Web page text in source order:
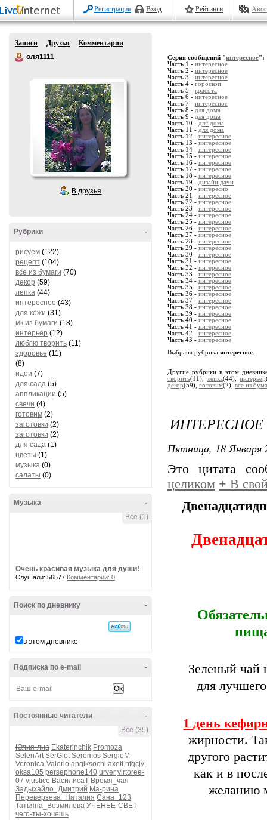
Регистрация Вход Рейтинги
Записи Друзья
Комментарии
оля1111
В друзья
-
Рубрики
рисуем (122)
рецепт (104)
все из бумаги (70)
декор (59)
лепка (44)
интересное (43)
для кожи (31)
мк из бумаги (18)
интерьер (12)
люблю творить (11)
здоровье (11)
(8)
идеи (7)
для сада (5)
аппликации (5)
свечи (4)
готовим (2)
заготовки (2)
заготовки (2)
для сада (1)
цветы (1)
музыка (0)
салаты (0)
-
Музыка
Все (1)
Очень красивая музыка для души!
Слушали: 56577 Комментарии: 0
-
Поиск по дневнику
в этом дневнике
-
Подписка по e-mail
-
Постоянные читатели
Все (35)
Юлия-лиа Ekaterinchik Promoza
SelenArt SerGlot Seremos SergioM
Veronica-Valerio angiksochi axett nfqcjy
oksa105 persephone140 urver virtoree-
07 vjustice ВасилисаТ Время_чая
Задыхайло_Дмитрий Ма-рина
Переверзева_Наталия Сана_123
Татьяна_Возмилова УЧЕНЬЕ-СВЕТ
чего-ты-хочешь
Серия сообщений "интересное":
Часть 1 - интересное
Часть 2 - интересное
Часть 3 - интересное
Часть 4 - гороскоп
Часть 5 - красота
Часть 6 - интересное
Часть 7 - интересное
Часть 8 - для дома
Часть 9 - для дома
Часть 10 - для дома
Часть 11 - для дома
Часть 12 - интересное
Часть 13 - интересное
Часть 14 - интересное
Часть 15 - интересное
Часть 16 - интересное
Часть 17 - интересное
Часть 18 - интересное
Часть 19 - дизайн дачи
Часть 20 - интересно
Часть 21 - интересное
Часть 22 - интересное
Часть 23 - интересное
Часть 24 - интересное
Часть 25 - интересное
Часть 26 - интересное
Часть 27 - интересное
Часть 28 - интересное
Часть 29 - интересное
Часть 30 - интересное
Часть 31 - интересное
Часть 32 - интересное
Часть 33 - интересное
Часть 34 - интересное
Часть 35 - интересное
Часть 36 - интересное
Часть 37 - интересное
Часть 38 - интересное
Часть 39 - интересное
Часть 40 - интересное
Часть 41 - интересное
Часть 42 - интересное
Часть 43 - интересное
Выбрана рубрика интересное
Другие рубрики в этом
творить(11), лепка(44),интерьер
декор(59), готовим(2), все из
ИНТЕРЕСНОЕ
Пятница, 18 Января
Это цитата
целиком + В
Зеленый чай
для
1 день
жирности.
другого
как и в
желанию